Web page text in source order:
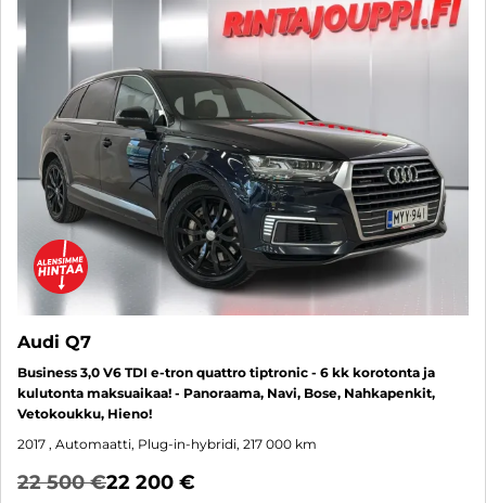
Audi Q7
Business 3,0 V6 TDI e-tron quattro tiptronic - 6 kk korotonta ja
kulutonta maksuaikaa! - Panoraama, Navi, Bose, Nahkapenkit,
Vetokoukku, Hieno!
2017 , Automaatti, Plug-in-hybridi, 217 000 km
22 500 €22 200 €